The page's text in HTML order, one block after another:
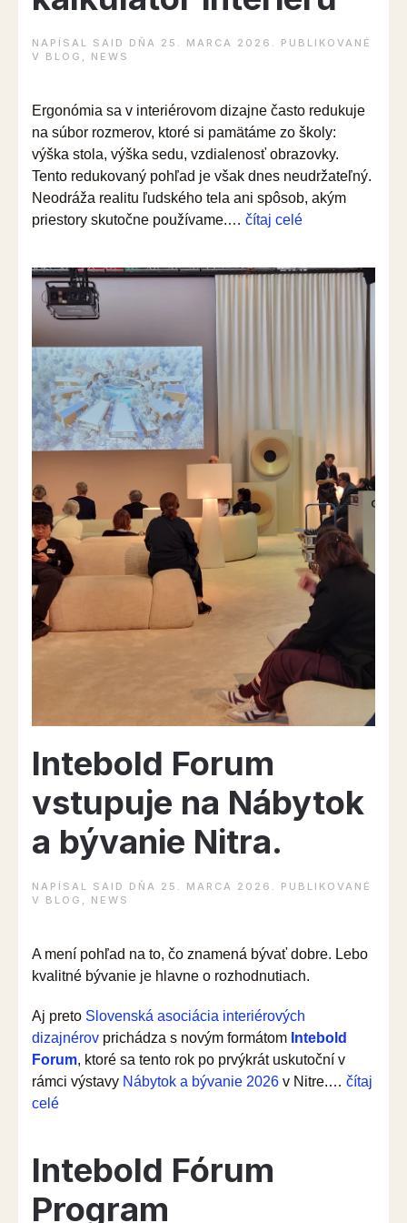
NAPÍSAL SAID DŇA 25. MARCA 2026
. PUBLIKOVANÉ
V BLOG NEWS
Ergonómia sa v interiérovom dizajne často redukuje
na súbor rozmerov, ktoré si pamätáme zo školy:
výška stola, výška sedu, vzdialenosť obrazovky.
Tento redukovaný pohľad je však dnes neudržateľný.
Neodráža realitu ľudského tela ani spôsob, akým
priestory skutočne používame.… čítaj celé“Ergonomický
Intebold Forum
vstupuje na Nábytok
a bývanie Nitra.
NAPÍSAL SAID DŇA 25. MARCA 2026
. PUBLIKOVANÉ
V BLOG NEWS
A mení pohľad na to, čo znamená bývať dobre. Lebo
kvalitné bývanie je hlavne o rozhodnutiach.
Aj preto Slovenská asociácia interiérových
dizajnérov prichádza s novým formátom Intebold
Forum, ktoré sa tento rok po prvýkrát uskutoční v
rámci výstavy Nábytok a bývanie 2026 v Nitre.… čítaj
celé“Intebold
na
a
Intebold Fórum
Program